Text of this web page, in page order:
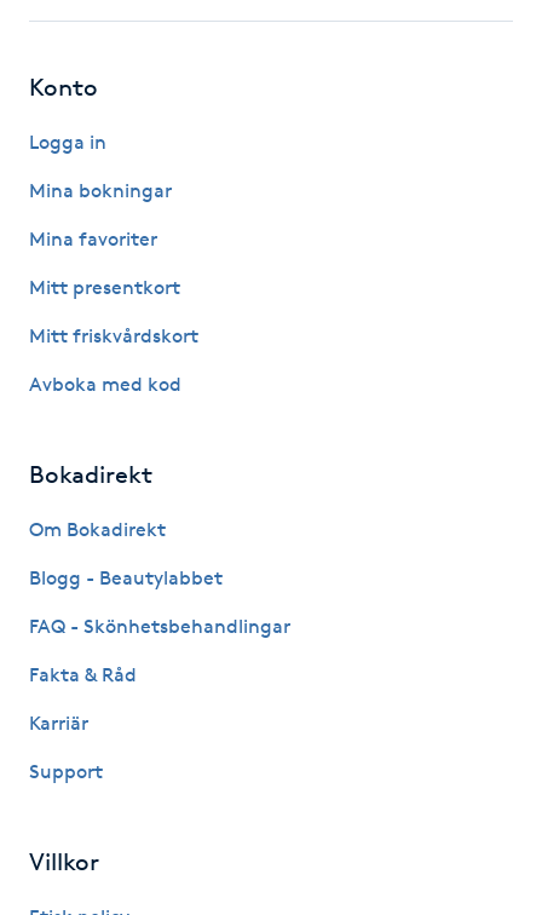
Käkledsbehandling
Kärlbehandling
Laserbehandling
LPG
LPG-behandling
Luggklippning
Läpptatuering
Konto
Logga in
Mina bokningar
Mina favoriter
Mitt presentkort
Mitt friskvårdskort
Avboka med kod
Bokadirekt
Om Bokadirekt
Blogg - Beautylabbet
FAQ - Skönhetsbehandlingar
Fakta & Råd
Karriär
Support
Villkor